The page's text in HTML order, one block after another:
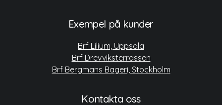
Exempel på kunder
Brf Lilium, Uppsala
Brf Drevviksterrassen
Brf Bergmans Bageri, Stockholm
Kontakta oss